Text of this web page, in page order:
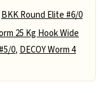
BKK Round Elite #6/0
25 Kg Hook Wide
0, DECOY Worm 4